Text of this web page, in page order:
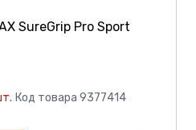
SureGrip Pro Sport
Код товара 9377414